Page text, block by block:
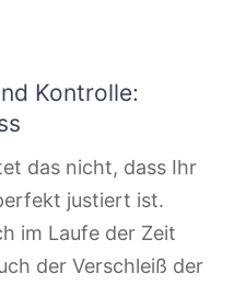
Kontrolle:
das nicht, dass Ihr
justiert ist.
im Laufe der Zeit
der Verschleiß der